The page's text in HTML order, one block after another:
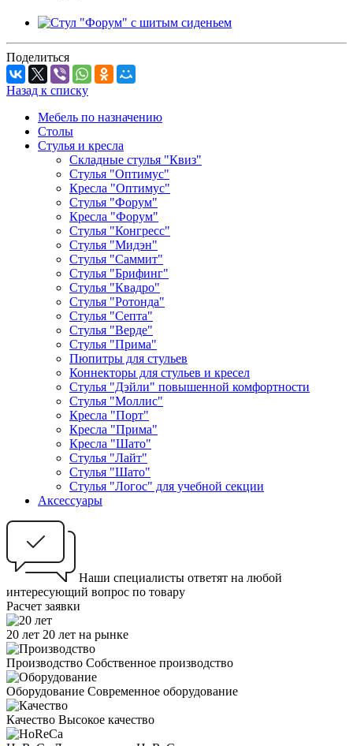
Поделиться
Назад к списку
Мебель по назначению
Столы
Стулья и кресла
Складные стулья "Квиз"
Стулья "Оптимус"
Кресла "Оптимус"
Стулья "Форум"
Кресла "Форум"
Стулья "Конгресс"
Стулья "Мидэн"
Стулья "Саммит"
Стулья "Брифинг"
Стулья "Квадро"
Стулья "Ротонда"
Стулья "Септа"
Стулья "Верде"
Стулья "Прима"
Пюпитры для стульев
Коннекторы для стульев и кресел
Стулья "Дэйли" повышенной комфортности
Стулья "Моллис"
Кресла "Порт"
Кресла "Прима"
Кресла "Шато"
Стулья "Лайт"
Стулья "Шато"
Стулья "Логос" для учебной секции
Аксессуары
Наши специалисты ответят на любой
интересующий вопрос по товару
Расчет заявки
20 лет 20 лет на рынке
Производство Собственное производство
Оборудование Современное оборудование
Качество Высокое качество